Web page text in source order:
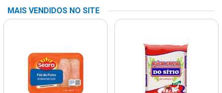
MAIS VENDIDOS NO SITE